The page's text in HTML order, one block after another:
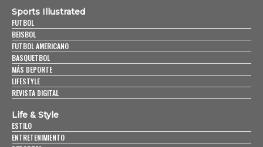
Sports Illustrated
FUTBOL
BEISBOL
FUTBOL AMERICANO
BASQUETBOL
MÁS DEPORTE
LIFESTYLE
REVISTA DIGITAL
Life & Style
ESTILO
ENTRETENIMIENTO